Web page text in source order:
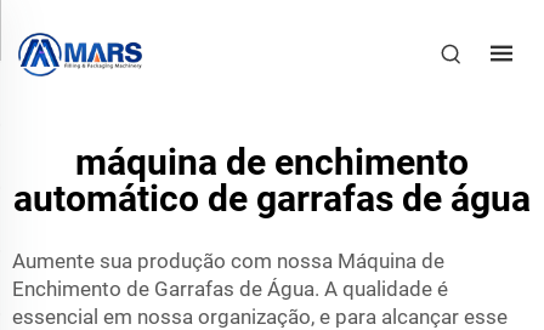
máquina de enchimento
automático de garrafas de água
Aumente sua produção com nossa Máquina de
Enchimento de Garrafas de Água. A qualidade é
essencial em nossa organização, e para alcançar esse